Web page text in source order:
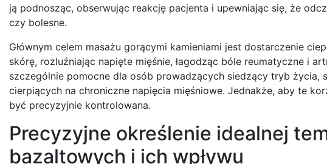
ją podnosząc, obserwując reakcję pacjenta i upewniając się, że
czy bolesne.
Głównym celem masażu gorącymi kamieniami jest dostarczenie
skórę, rozluźniając napięte mięśnie, łagodząc bóle reumatyczne i
szczególnie pomocne dla osób prowadzących siedzący tryb życia,
cierpiących na chroniczne napięcia mięśniowe. Jednakże, aby te
być precyzyjnie kontrolowana.
Precyzyjne określenie idealnej
bazaltowych i ich wpływu